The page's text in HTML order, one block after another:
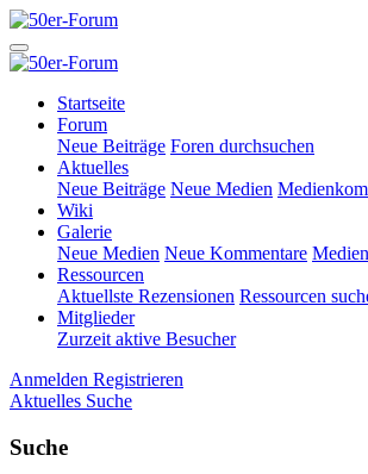
Startseite
Forum
Neue Beiträge Foren durchsuchen
Aktuelles
Neue Beiträge Neue Medien
Wiki
Galerie
Neue Medien Neue Kommentare
Ressourcen
Aktuellste Rezensionen Ressourcen
Mitglieder
Zurzeit aktive Besucher
Anmelden Registrieren
Aktuelles Suche
Suche